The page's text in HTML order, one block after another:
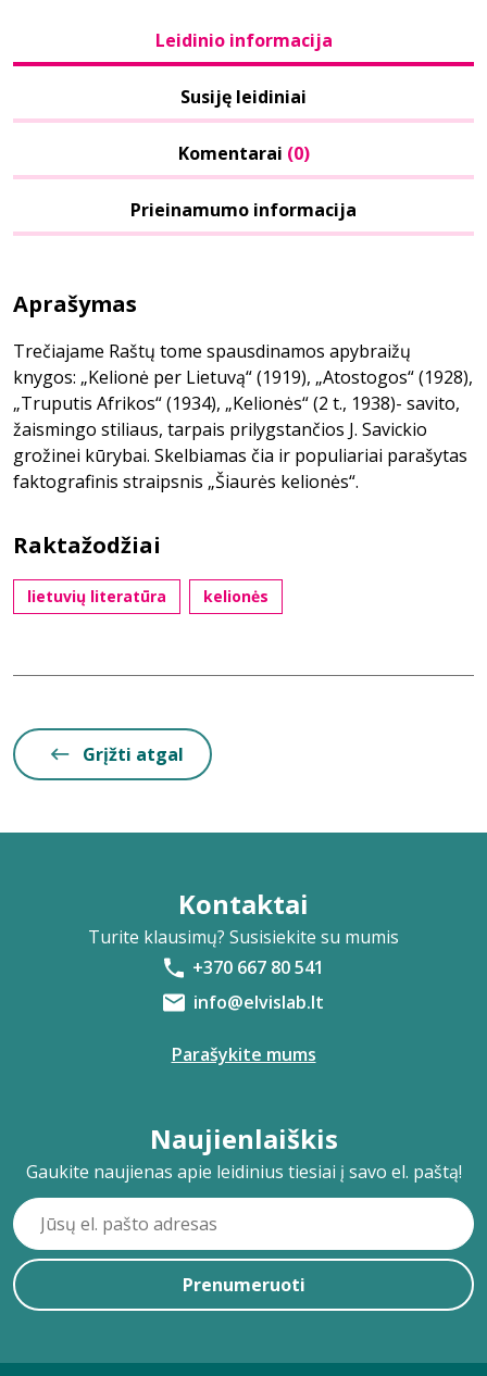
Leidinio informacija
Susiję leidiniai
Komentarai (0)
Prieinamumo informacija
Aprašymas
Trečiajame Raštų tome spausdinamos apybraižų
knygos: „Kelionė per Lietuvą“ (1919), „Atostogos“ (1928),
„Truputis Afrikos“ (1934), „Kelionės“ (2 t., 1938)- savito,
žaismingo stiliaus, tarpais prilygstančios J. Savickio
grožinei kūrybai. Skelbiamas čia ir populiariai parašytas
faktografinis straipsnis „Šiaurės kelionės“.
Raktažodžiai
lietuvių literatūra kelionės
Grįžti atgal
Kontaktai
Turite klausimų? Susisiekite su mumis
+370 667 80 541
info@elvislab.lt
Parašykite mums
Naujienlaiškis
Gaukite naujienas apie leidinius tiesiai į savo el. paštą!
Prenumeruoti